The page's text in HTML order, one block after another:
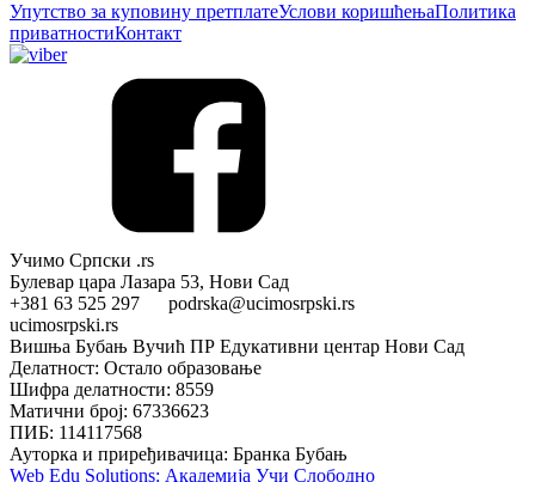
Упутство за куповину претплатеУслови коришћењаПолитика
приватностиКонтакт
Учимо Српски .rs
Булевар цара Лазара 53, Нови Сад
+381 63 525 297 podrska@ucimosrpski.rs
ucimosrpski.rs
Вишња Бубањ Вучић ПР Едукативни центар Нови Сад
Делатност: Остало образовање
Шифра делатности: 8559
Матични број: 67336623
ПИБ: 114117568
Ауторка и приређивачица: Бранка Бубањ
Web Edu Solutions: Академија Учи Слободно